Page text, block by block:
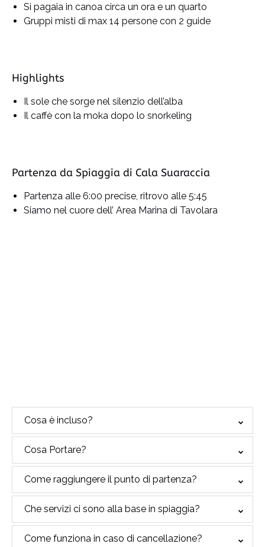
Si pagaia in canoa circa un ora e un quarto
Gruppi misti di max 14 persone con 2 guide
Highlights
Il sole che sorge nel silenzio dell’alba
Il caffè con la moka dopo lo snorkeling
Partenza da Spiaggia di Cala Suaraccia
Partenza alle 6:00 precise, ritrovo alle 5:45
Siamo nel cuore dell’ Area Marina di Tavolara
Cosa è incluso?
Cosa Portare?
Come raggiungere il punto di partenza?
Che servizi ci sono alla base in spiaggia?
Come funziona in caso di cancellazione?